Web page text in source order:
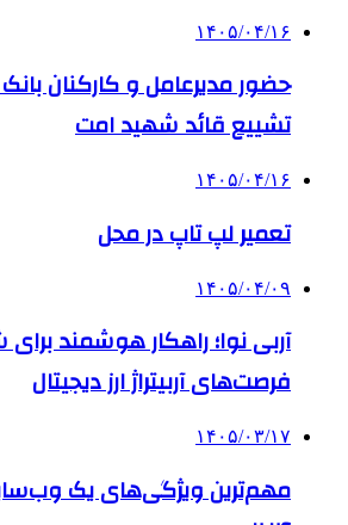
۱۴۰۵/۰۴/۱۶
حضور مدیرعامل و کارکنان
تشییع قائد شهید امت
۱۴۰۵/۰۴/۱۶
تعمیر لپ تاپ در محل
۱۴۰۵/۰۴/۰۹
آربی نوا؛ راهکار هوشمند
فرصت‌های آربیتراژ ارز دیجیتال
۱۴۰۵/۰۳/۱۷
مهم‌ترین ویژگی‌های یک